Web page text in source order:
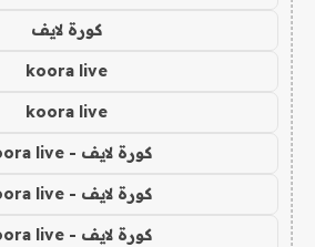
كورة لايف
koora live
koora live
كورة لايف - koora live
كورة لايف - koora live
كورة لايف - koora live